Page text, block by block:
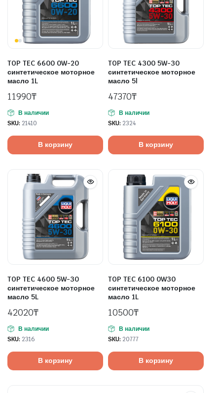
TOP TEC 6600 0W-20
синтетическое моторное
масло 1L
11990₸
В наличии
SKU: 21410
В корзину
TOP TEC 4300 5W-30
синтетическое моторное
масло 5l
47370₸
В наличии
SKU: 2324
В корзину
TOP TEC 4600 5W-30
синтетическое моторное
масло 5L
42020₸
В наличии
SKU: 2316
В корзину
TOP TEC 6100 0W30
синтетическое моторное
масло 1L
10500₸
В наличии
SKU: 20777
В корзину